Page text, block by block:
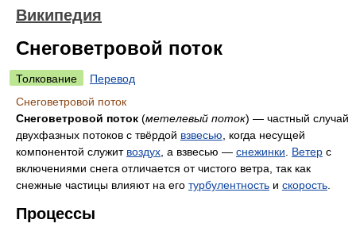
Википедия
Снеговетровой поток
Толкование
Перевод
Снеговетровой поток
Снеговетровой поток (метелевый поток) — частный случай
двухфазных потоков с твёрдой взвесью , когда несущей
компонентой служит воздух , а взвесью — снежинки Ветер с
включениями снега отличается от чистого ветра, так как
снежные частицы влияют на его турбулентность и скорость
Процессы